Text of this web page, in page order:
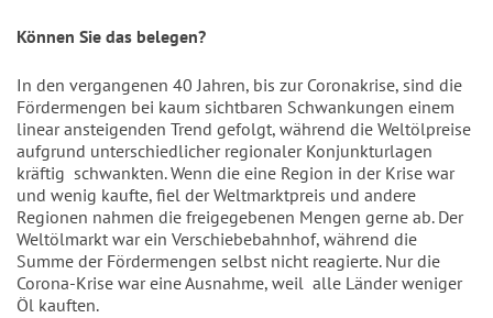
Können Sie das belegen?
In den vergangenen 40 Jahren, bis zur Coronakrise, sind die
Fördermengen bei kaum sichtbaren Schwankungen einem
linear ansteigenden Trend gefolgt, während die Weltölpreise
aufgrund unterschiedlicher regionaler Konjunkturlagen
kräftig schwankten. Wenn die eine Region in der Krise war
und wenig kaufte, fiel der Weltmarktpreis und andere
Regionen nahmen die freigegebenen Mengen gerne ab. Der
Weltölmarkt war ein Verschiebebahnhof, während die
Summe der Fördermengen selbst nicht reagierte. Nur die
Corona-Krise war eine Ausnahme, weil alle Länder weniger
Öl kauften.